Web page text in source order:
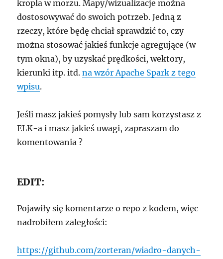
kropla w morzu. Mapy/wizualizacje można
dostosowywać do swoich potrzeb. Jedną z
rzeczy, które będę chciał sprawdzić to, czy
można stosować jakieś funkcje agregujące (w
tym okna), by uzyskać prędkości, wektory,
kierunki itp. itd.na wzór Apache Spark z tego
wpisu.
Jeśli masz jakieś pomysły lub sam korzystasz z
ELK-a i masz jakieś uwagi, zapraszam do
komentowania ?
EDIT:
Pojawiły się komentarze o repo z kodem, więc
nadrobiłem zaległości:
https://github.com/zorteran/wiadro-danych-